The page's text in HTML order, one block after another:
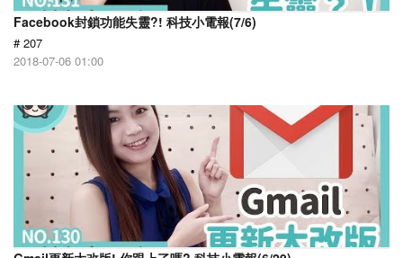
Facebook封鎖功能失靈?! 科技小電報(7/6)
# 207
2018-07-06 01:00